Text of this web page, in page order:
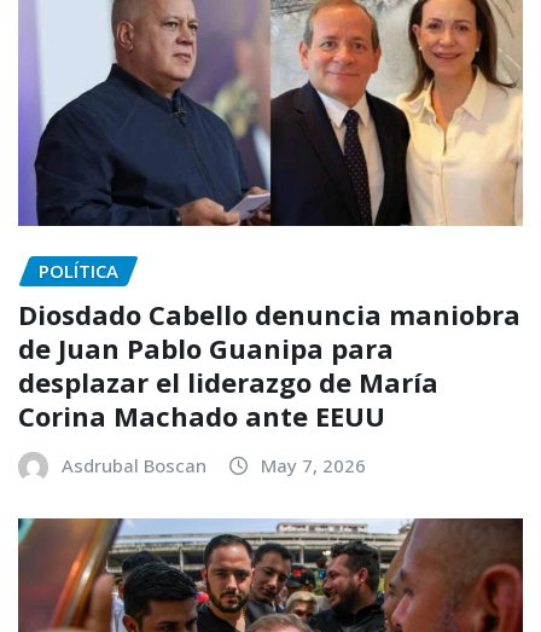
POLÍTICA
Diosdado Cabello denuncia maniobra
de Juan Pablo Guanipa para
desplazar el liderazgo de María
Corina Machado ante EEUU
Asdrubal Boscan May 7, 2026